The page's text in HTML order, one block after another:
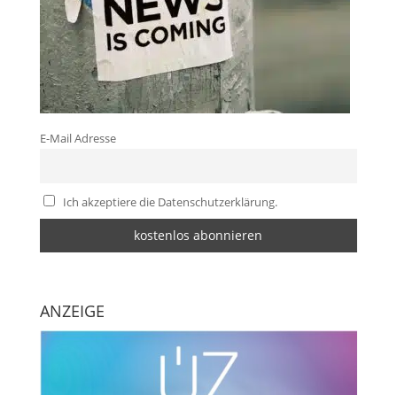
E-Mail Adresse
Ich akzeptiere die Datenschutzerklärung.
ANZEIGE